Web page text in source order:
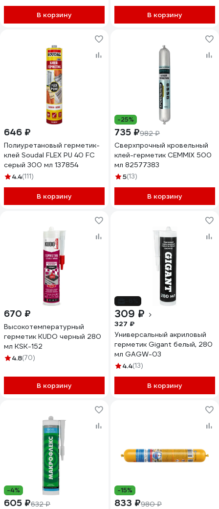
В корзину В корзину
646 ₽
Полиуретановый герметик-
клей Soudal FLEX PU 40 FC
серый 300 мл 137854
4.4(111)
В корзину
-25%
735 ₽982 ₽
Сверхпрочный кровельный
клей-герметик CEMMIX 500
мл 82577383
5(13)
В корзину
670 ₽
Высокотемпературный
герметик KUDO черный 280
мл KSK-152
4.8(70)
В корзину
309 ₽
327 ₽
Универсальный акриловый
герметик Gigant белый, 280
мл GAGW-03
4.4(13)
В корзину
-4%
605 ₽632 ₽
-15%
833 ₽980 ₽